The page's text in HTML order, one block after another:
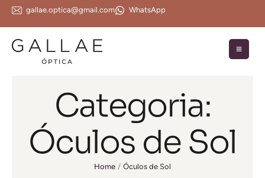
gallae.optica@gmail.com WhatsApp
Categoria:
Óculos de Sol
Home / Óculos de Sol